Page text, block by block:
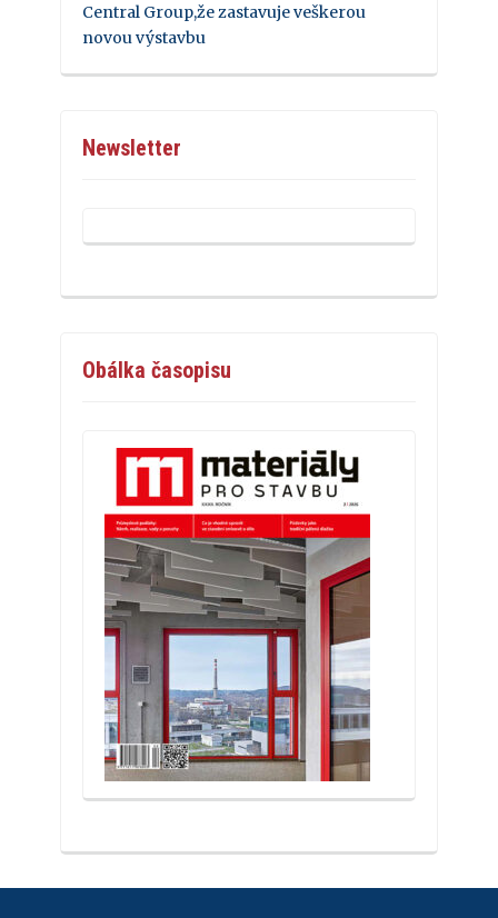
Central Group,že zastavuje veškerou
novou výstavbu
Newsletter
Obálka časopisu